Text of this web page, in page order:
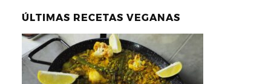
ÚLTIMAS RECETAS VEGANAS